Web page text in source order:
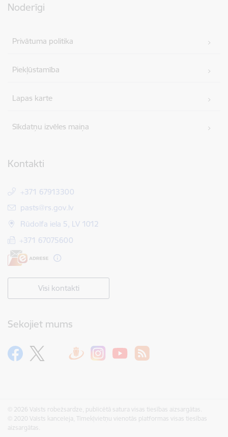
Noderīgi
Privātuma politika
Piekļūstamība
Lapas karte
Sīkdatņu izvēles maiņa
Kontakti
+371 67913300
E-pasts:
pasts@rs.gov.lv
Rūdolfa iela 5, LV 1012
+371 67075600
Visi kontakti
Sekojiet mums
© 2026 Valsts robežsardze, publicētā satura visas tiesības aizsargātas.
© 2020 Valsts kanceleja, Tīmekļvietņu vienotās platformas visas tiesības
aizsargātas.